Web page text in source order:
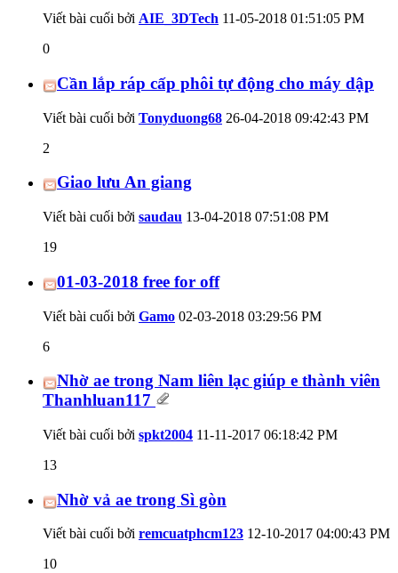
Viết bài cuối bởi AIE_3DTech 11-05-2018 01:51:05 PM
0
Cần lắp ráp cấp phôi tự động cho máy dập
Viết bài cuối bởi Tonyduong68 26-04-2018 09:42:43 PM
2
Giao lưu An giang
Viết bài cuối bởi saudau 13-04-2018 07:51:08 PM
19
01-03-2018 free for off
Viết bài cuối bởi Gamo 02-03-2018 03:29:56 PM
6
Nhờ ae trong Nam liên lạc giúp e thành viên
Thanhluan117
Viết bài cuối bởi spkt2004 11-11-2017 06:18:42 PM
13
Nhờ vả ae trong Sì gòn
Viết bài cuối bởi remcuatphcm123 12-10-2017 04:00:43 PM
10